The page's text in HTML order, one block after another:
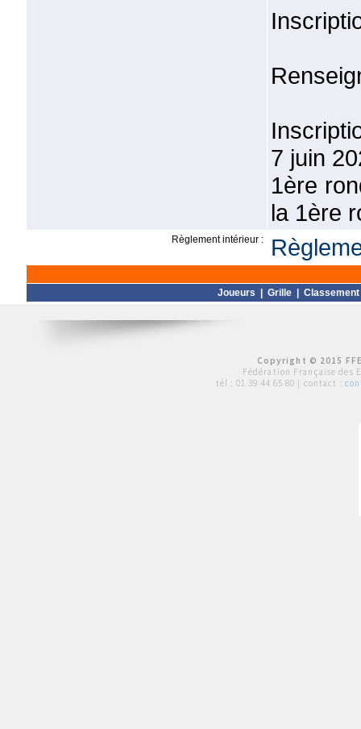
7 juin
1ère
la 1ère
Règlement intérieur :
Joueurs Grille Classement
Copyright © 2015
Fédération Française des
tél : 01 39 44 65 80 | contact :